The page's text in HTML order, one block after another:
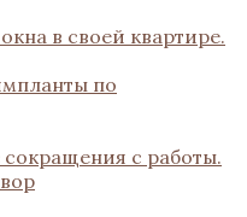
в своей квартире.
по
с работы.